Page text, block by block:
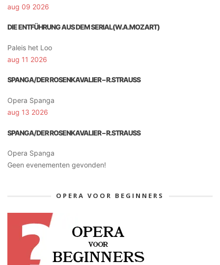
aug 09 2026
DIE ENTFÜHRUNG AUS DEM SERIAL(W.A.MOZART)
Paleis het Loo
aug 11 2026
SPANGA/DER ROSENKAVALIER – R.STRAUSS
Opera Spanga
aug 13 2026
SPANGA/DER ROSENKAVALIER – R.STRAUSS
Opera Spanga
Geen evenementen gevonden!
OPERA VOOR BEGINNERS